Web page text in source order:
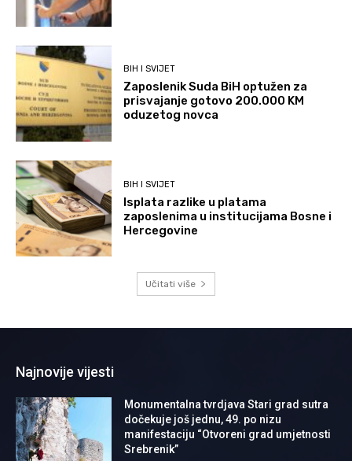
BIH I SVIJET
Zaposlenik Suda BiH optužen za
prisvajanje gotovo 200.000 KM
oduzetog novca
BIH I SVIJET
Isplata razlike u platama
zaposlenima u institucijama Bosne i
Hercegovine
Učitati više
Najnovije vijesti
Monumentalna tvrdjava Stari grad sutra
dočekuje još jednu, 49. po nizu
manifestaciju “Otvoreni grad umjetnosti
Srebrenik”